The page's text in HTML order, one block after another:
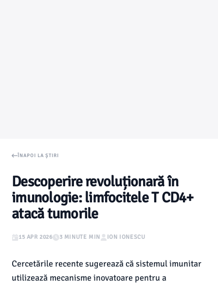
ÎNAPOI LA ȘTIRI
Descoperire revoluționară în
imunologie: limfocitele T CD4+
atacă tumorile
15 APR 2026 3 MINUTE MIN ION IONESCU
Cercetările recente sugerează că sistemul imunitar
utilizează mecanisme inovatoare pentru a